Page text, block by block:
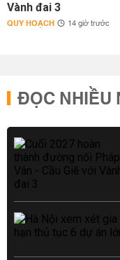
Vành đai 3
QUY HOẠCH 14 giờ trước
ĐỌC NHIỀU